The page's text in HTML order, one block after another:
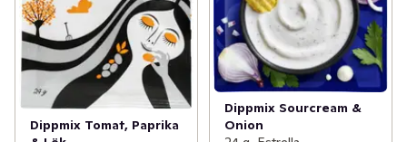
Dippmix Tomat, Paprika
Dippmix Sourcream &
Onion